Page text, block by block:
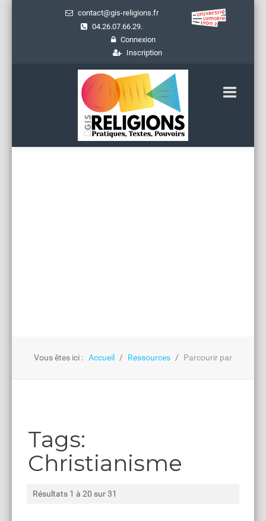
contact@gis-religions.fr
04.26.07.66.29.
Connexion
Inscription
Vous êtes ici : Accueil Ressources Parcourir par
Tags:
Christianisme
Résultats 1 à 20 sur 31